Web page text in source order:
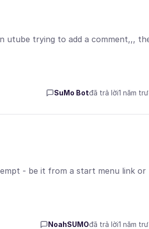
utube trying to add a comment,,,
SuMo Botđã trả lời1 năm
- be it from a start menu link or
NoahSUMOđã trả lời1 năm